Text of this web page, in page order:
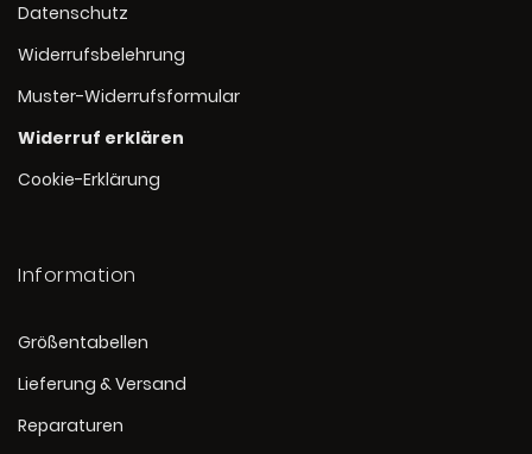
Datenschutz
Widerrufsbelehrung
Muster-Widerrufsformular
Widerruf erklären
Cookie-Erklärung
Information
Größentabellen
Lieferung & Versand
Reparaturen